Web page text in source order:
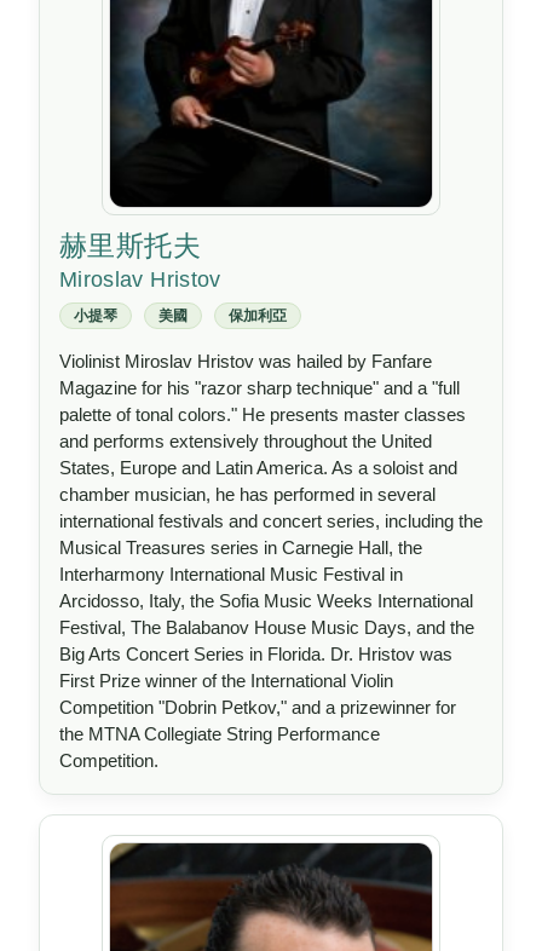
赫里斯托夫
Miroslav Hristov
小提琴 美國 保加利亞
Violinist Miroslav Hristov was hailed by Fanfare
Magazine for his "razor sharp technique" and a "full
palette of tonal colors." He presents master classes
and performs extensively throughout the United
States, Europe and Latin America. As a soloist and
chamber musician, he has performed in several
international festivals and concert series, including the
Musical Treasures series in Carnegie Hall, the
Interharmony International Music Festival in
Arcidosso, Italy, the Sofia Music Weeks International
Festival, The Balabanov House Music Days, and the
Big Arts Concert Series in Florida. Dr. Hristov was
First Prize winner of the International Violin
Competition "Dobrin Petkov," and a prizewinner for
the MTNA Collegiate String Performance
Competition.